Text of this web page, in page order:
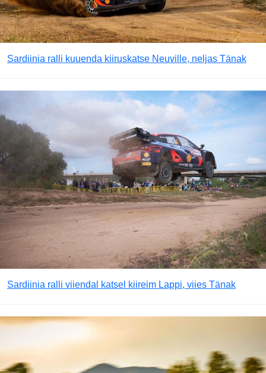
Sardiinia ralli kuuenda kiiruskatse Neuville, neljas Tänak
Sardiinia ralli viiendal katsel kiireim Lappi, viies Tänak